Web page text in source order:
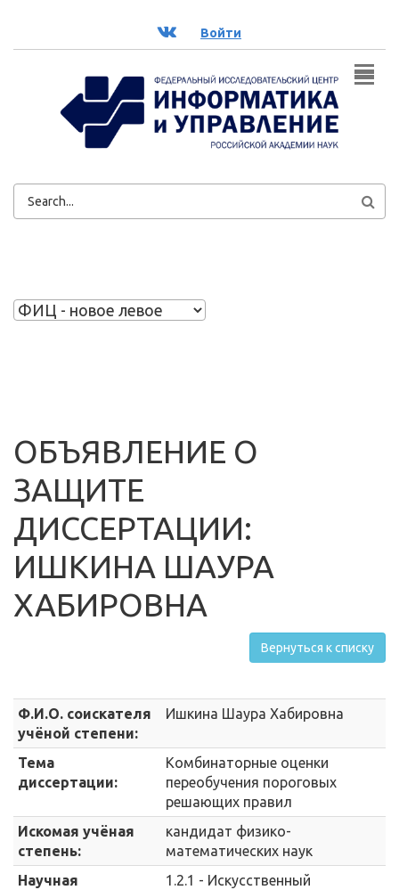
ВК Войти
ФОРМА
ОБЪЯВЛЕНИЕ О
ЗАЩИТЕ
ДИССЕРТАЦИИ:
ИШКИНА ШАУРА
ХАБИРОВНА
Вернуться к списку
Ф.И.О. соискателя
учёной степени:
Ишкина Шаура Хабировна
Тема
диссертации:
Комбинаторные оценки
переобучения пороговых
решающих правил
Искомая учёная
степень:
кандидат физико-
математических наук
Научная
1.2.1 - Искусственный